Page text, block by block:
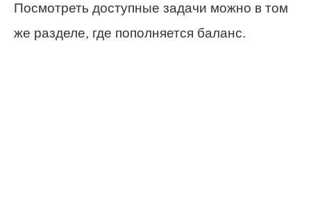
Посмотреть доступные задачи можно в том
же разделе, где пополняется баланс.